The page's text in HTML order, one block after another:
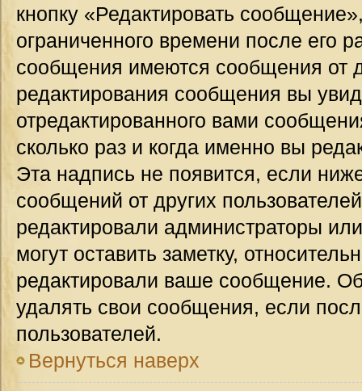
кнопку «Редактировать
ограниченного времени после его
сообщения имеются сообщения от
редактирования сообщения вы
отредактированного вами
сколько раз и когда именно вы
Эта надпись не появится, если
сообщений от других
редактировали администраторы
могут оставить заметку,
редактировали ваше сообщение.
удалять свои сообщения, если
пользователей.
Вернуться наверх